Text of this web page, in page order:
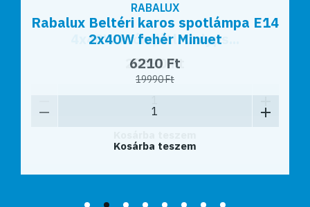
RABALUX
Rabalux Beltéri karos spotlámpa E14
2x40W fehér Minuet
6210 Ft
19990 Ft
Kosárba teszem